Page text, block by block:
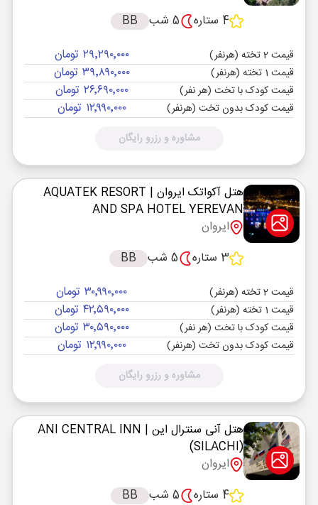
4 ستاره
5 شب BB
قیمت 2 تخته (هرنفر) ۲۹٬۲۹۰٬۰۰۰ تومان
قیمت 1 تخته (هرنفر) ۳۹٬۸۹۰٬۰۰۰ تومان
قیمت کودک با تخت (هر نفر) ۲۶٬۶۹۰٬۰۰۰ تومان
قیمت کودک بدون تخت (هرنفر) ۱۲٬۹۹۰٬۰۰۰ تومان
مشاوره و رزرو رایگان
هتل آکواتک ایروان | AQUATEK RESORT
AND SPA HOTEL YEREVAN
ایروان
3 ستاره
5 شب BB
قیمت 2 تخته (هرنفر) ۳۰٬۹۹۰٬۰۰۰ تومان
قیمت 1 تخته (هرنفر) ۴۲٬۵۹۰٬۰۰۰ تومان
قیمت کودک با تخت (هر نفر) ۳۰٬۵۹۰٬۰۰۰ تومان
قیمت کودک بدون تخت (هرنفر) ۱۲٬۹۹۰٬۰۰۰ تومان
مشاوره و رزرو رایگان
هتل آنی سنترال این | ANI CENTRAL INN
(SILACHI)
ایروان
4 ستاره
5 شب BB